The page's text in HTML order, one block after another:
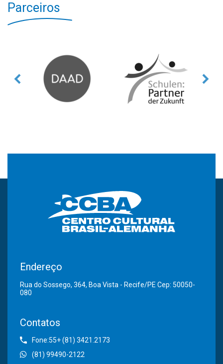
Parceiros
Endereço
Rua do Sossego, 364, Boa Vista - Recife/PE Cep: 50050-
080
Contatos
Fone:55+ (81) 3421.2173
(81) 99490-2122